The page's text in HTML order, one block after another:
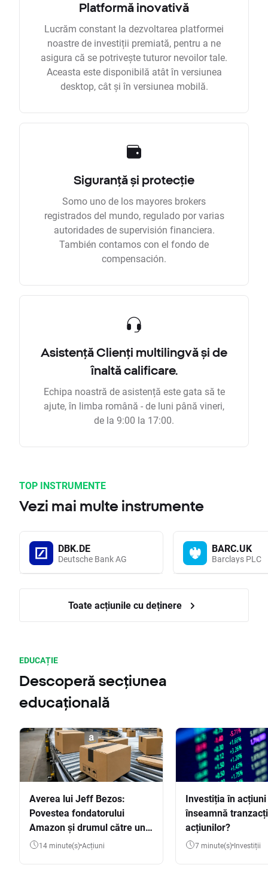
Platformă inovativă
Lucrăm constant la dezvoltarea platformei
noastre de investiții premiată, pentru a ne
asigura că se potrivește tuturor nevoilor tale.
Aceasta este disponibilă atât în versiunea
desktop, cât și în versiunea mobilă.
Siguranță și protecție
Somo uno de los mayores brokers
registrados del mundo, regulado por varias
autoridades de supervisión financiera.
También contamos con el fondo de
compensación.
Asistență Clienți multilingvă și de
înaltă calificare.
Echipa noastră de asistență este gata să te
ajute, în limba română - de luni până vineri,
de la 9:00 la 17:00.
TOP INSTRUMENTE
Vezi mai multe instrumente
DBK.DE
Deutsche Bank AG
BARC.UK
Barclays PLC
Toate acțiunile cu deținere
EDUCAȚIE
Descoperă secțiunea
educațională
Averea lui Jeff Bezos:
Povestea fondatorului
Amazon și drumul către una
dintre cele mai mari averi
14 minute(s) Acțiuni
Investiția în
înseamnă
acțiunilor?
7 minute(s) Investiții